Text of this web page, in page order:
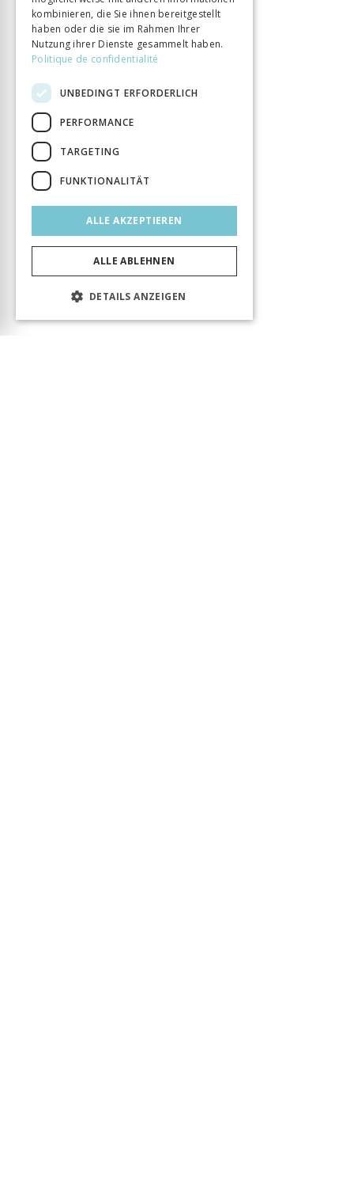
kombinieren, die Sie ihnen bereitgestellt
haben oder die sie im Rahmen Ihrer
Nutzung ihrer Dienste gesammelt haben.
Politique de confidentialité
UNBEDINGT ERFORDERLICH
PERFORMANCE
TARGETING
FUNKTIONALITÄT
ALLE AKZEPTIEREN
ALLE ABLEHNEN
DETAILS ANZEIGEN